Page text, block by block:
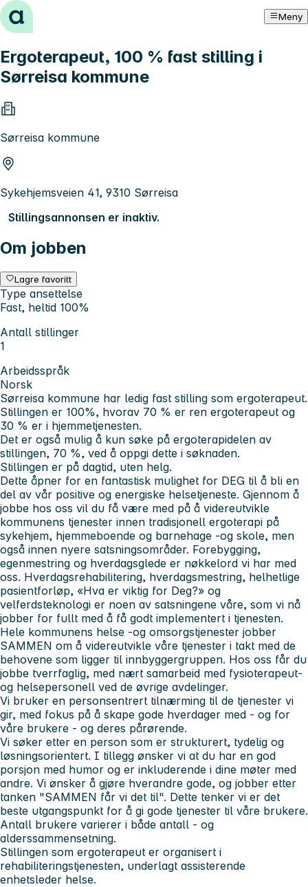
Hopp til innhold Meny
Ergoterapeut, 100 % fast stilling i
Sørreisa kommune
Sørreisa kommune
Sykehjemsveien 41, 9310 Sørreisa
Stillingsannonsen er inaktiv.
Om jobben
Lagre favoritt
Type ansettelse
Fast, heltid 100%
Antall stillinger
1
Arbeidsspråk
Norsk
Sørreisa kommune har ledig fast stilling som ergoterapeut.
Stillingen er 100%, hvorav 70 % er ren ergoterapeut og
30 % er i hjemmetjenesten.
Det er også mulig å kun søke på ergoterapidelen av
stillingen, 70 %, ved å oppgi dette i søknaden.
Stillingen er på dagtid, uten helg.
Dette åpner for en fantastisk mulighet for DEG til å bli en
del av vår positive og energiske helsetjeneste. Gjennom å
jobbe hos oss vil du få være med på å videreutvikle
kommunens tjenester innen tradisjonell ergoterapi på
sykehjem, hjemmeboende og barnehage -og skole, men
også innen nyere satsningsområder. Forebygging,
egenmestring og hverdagsglede er nøkkelord vi har med
oss. Hverdagsrehabilitering, hverdagsmestring, helhetlige
pasientforløp, «Hva er viktig for Deg?» og
velferdsteknologi er noen av satsningene våre, som vi nå
jobber for fullt med å få godt implementert i tjenesten.
Hele kommunens helse -og omsorgstjenester jobber
SAMMEN om å videreutvikle våre tjenester i takt med de
behovene som ligger til innbyggergruppen. Hos oss får du
jobbe tverrfaglig, med nært samarbeid med fysioterapeut-
og helsepersonell ved de øvrige avdelinger.
Vi bruker en personsentrert tilnærming til de tjenester vi
gir, med fokus på å skape gode hverdager med - og for
våre brukere - og deres pårørende.
Vi søker etter en person som er strukturert, tydelig og
løsningsorientert. I tillegg ønsker vi at du har en god
porsjon med humor og er inkluderende i dine møter med
andre. Vi ønsker å gjøre hverandre gode, og jobber etter
tanken "SAMMEN får vi det til". Dette tenker vi er det
beste utgangspunkt for å gi gode tjenester til våre brukere.
Antall brukere varierer i både antall - og
alderssammensetning.
Stillingen som ergoterapeut er organisert i
rehabiliteringstjenesten, underlagt assisterende
enhetsleder helse.